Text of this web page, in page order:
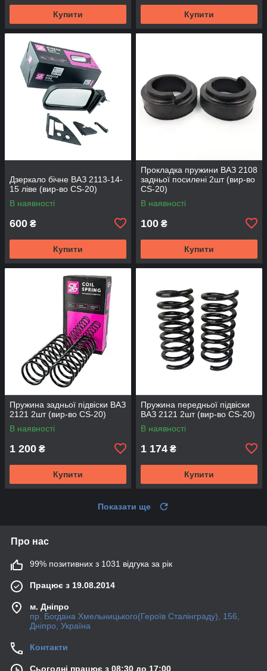
Купити Купити
Дзеркало бічне ВАЗ 2113-14-
15 ліве (вир-во CS-20)
В наявності
600 ₴
Купити
Прокладка пружини ВАЗ 2108
задньої посилені 2шт (вир-во
CS-20)
В наявності
100 ₴
Купити
Пружина задньої підвіски ВАЗ
2121 2шт (вир-во CS-20)
В наявності
1 200 ₴
Купити
Пружина передньої підвіски
ВАЗ 2121 2шт (вир-во CS-20)
В наявності
1 174 ₴
Купити
Показати ще
Про нас
99% позитивних з 1031 відгука за рік
Працює з 19.08.2014
м. Дніпро
пр. Богдана Хмельницького(Героїв Сталінграду), 156,
Дніпро, Україна
Контакти
Сьогодні працює з 08:30 до 17:00